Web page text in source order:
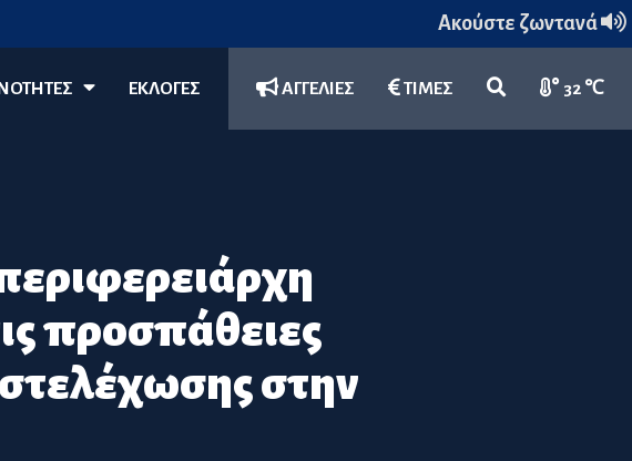
Ακούστε ζωντανά
ΕΚΛΟΓΕΣ ΑΓΓΕΛΙΕΣ ΤΙΜΕΣ 32 ℃
προσπάθειες
στην